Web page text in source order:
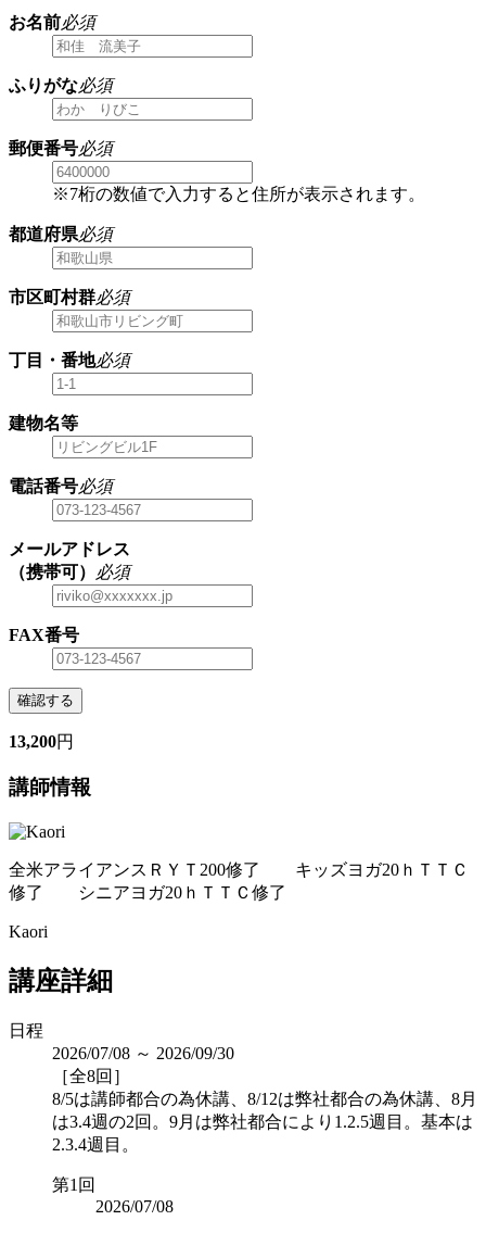
お名前必須
ふりがな必須
郵便番号必須
※7桁の数値で入力すると住所が表示されます。
都道府県必須
市区町村群必須
丁目・番地必須
建物名等
電話番号必須
メールアドレス
（携帯可）
必須
FAX番号
確認する
13,200円
講師情報
全米アライアンスＲＹＴ200修了 キッズヨガ20ｈＴＴＣ
修了 シニアヨガ20ｈＴＴＣ修了
Kaori
講座詳細
日程
2026/07/08 ～ 2026/09/30
［全8回］
8/5は講師都合の為休講、8/12は弊社都合の為休講、8月
は3.4週の2回。9月は弊社都合により1.2.5週目。基本は
2.3.4週目。
第1回
2026/07/08